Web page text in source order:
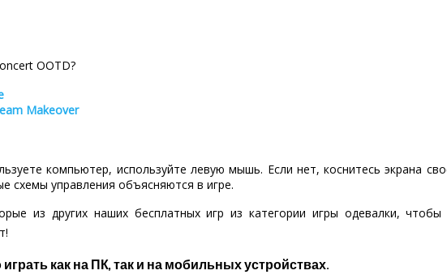
OOTD?
Makeover
компьютер, используйте левую мышь. Если нет, коснитесь экрана
схемы управления объясняются в игре.
из других наших бесплатных игр из категории игры одевалки,
как на ПК, так и на мобильных устройствах.